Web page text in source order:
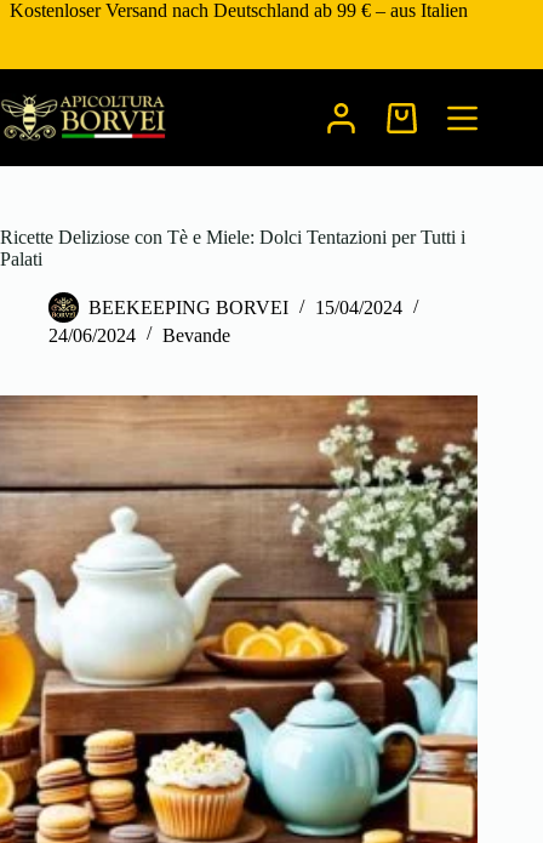
Zum
Kostenloser Versand nach Deutschland ab 99 € – aus Italien
Warenkorb
Ricette Deliziose con Tè e Miele: Dolci Tentazioni per Tutti i
Palati
BEEKEEPING BORVEI
15/04/2024
24/06/2024
Bevande